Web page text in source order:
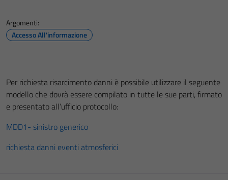
Argomenti:
Accesso All'informazione
Per richiesta risarcimento danni è possibile utilizzare il seguente
modello che dovrà essere compilato in tutte le sue parti, firmato
e presentato all’ufficio protocollo:
MDD1- sinistro generico
richiesta danni eventi atmosferici